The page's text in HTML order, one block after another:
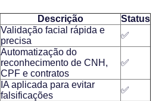
Descrição
Status
Validação facial rápida e
precisa
✅
Automatização do
reconhecimento de CNH,
CPF e contratos
✅
IA aplicada para evitar
falsificações
✅